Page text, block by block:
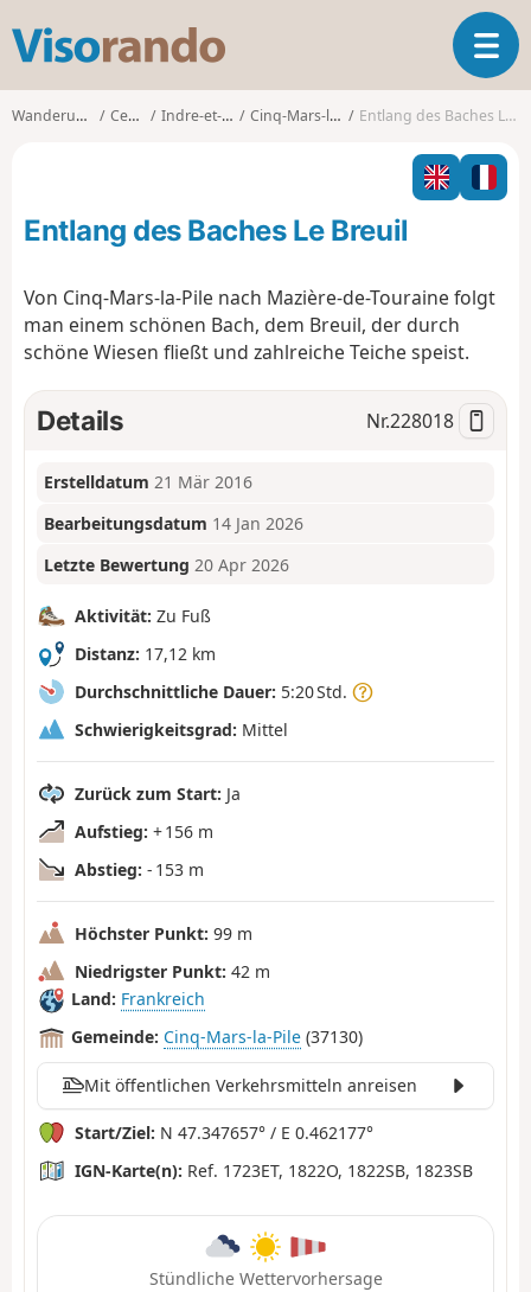
s
o
T
o
l
n
g
o
n
Wanderungen Centre Indre-et-Loire Cinq-Mars-la-Pile Entlang des Baches Le Breuil
Entlang des Baches Le Breuil
Von Cinq-Mars-la-Pile nach Mazière-de-Touraine folgt
man einem schönen Bach, dem Breuil, der durch
schöne Wiesen fließt und zahlreiche Teiche speist.
Details Nr.228018
Erstelldatum 21 Mär 2016
Bearbeitungsdatum 14 Jan 2026
Letzte Bewertung 20 Apr 2026
Aktivität: Zu Fuß
Distanz: 17,12 km
Durchschnittliche Dauer: 5:20 Std.
Schwierigkeitsgrad: Mittel
Zurück zum Start: Ja
Aufstieg: + 156 m
Abstieg: - 153 m
Höchster Punkt: 99 m
Niedrigster Punkt: 42 m
Land: Frankreich
Gemeinde: Cinq-Mars-la-Pile (37130)
Mit öffentlichen Verkehrsmitteln anreisen
Start/Ziel: N 47.347657° / E 0.462177°
IGN-Karte(n): Ref. 1723ET, 1822O, 1822SB, 1823SB
Stündliche Wettervorhersage